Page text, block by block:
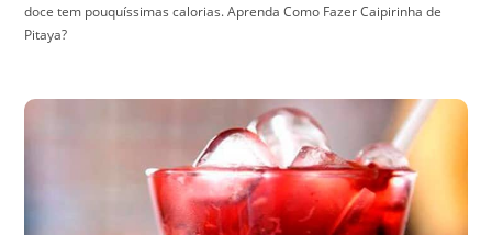
doce tem pouquíssimas calorias. Aprenda Como Fazer Caipirinha de
Pitaya?